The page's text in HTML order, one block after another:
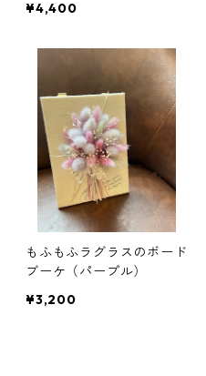
¥4,400
もふもふラグラスのボード
ブーケ（パープル）
¥3,200